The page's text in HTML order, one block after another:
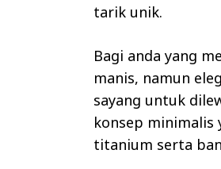
tarik unik.
Bagi anda yang
manis, namun
sayang untuk
konsep minimalis
titanium serta